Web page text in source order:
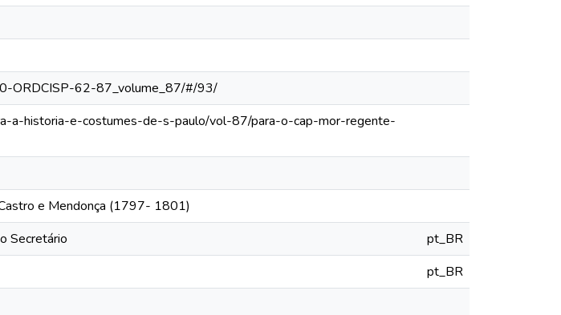
ORDCISP-62-87_volume_87/#/93/
a-historia-e-costumes-de-s-paulo/vol-87/para-o-cap-mor-regente-
e Mendonça (1797- 1801)
Secretário
pt_BR
pt_BR